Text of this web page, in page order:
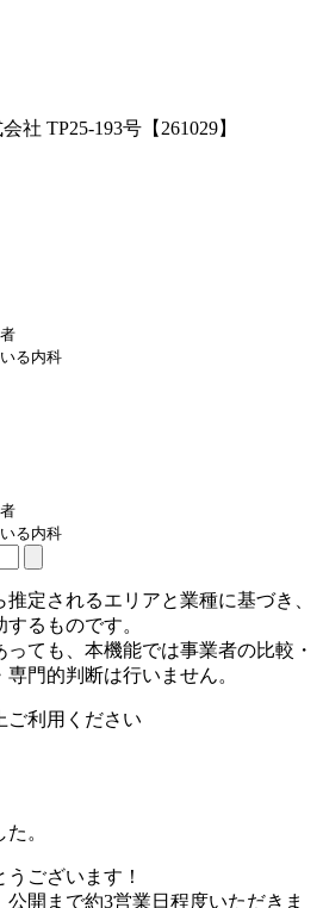
社 TP25-193号【261029】
る内科
る内科
定されるエリアと業種に基づき、
るものです。
ても、本機能では事業者の比較・
門的判断は行いません。
ご利用ください
。
ございます！
開まで約3営業日程度いただきま